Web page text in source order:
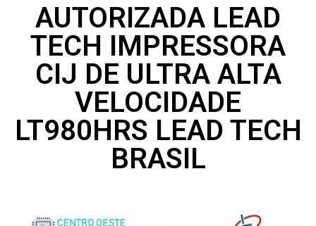
AUTORIZADA LEAD
TECH IMPRESSORA
CIJ DE ULTRA ALTA
VELOCIDADE
LT980HRS LEAD TECH
BRASIL